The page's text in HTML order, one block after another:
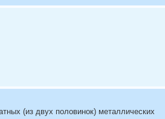
(из двух половинок) металлических